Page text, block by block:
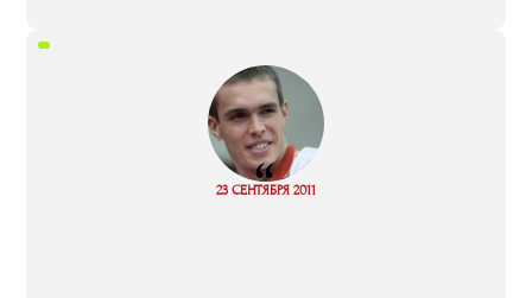
“
23 СЕНТЯБРЯ 2011
Read